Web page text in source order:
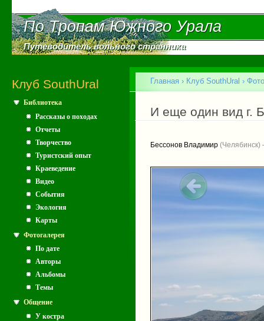
По Тропам Южного Урала
По Тропам Южного Урала
Путеводитель вольного странника
Путеводитель вольного странника
Клуб SouthUral
Библиотека
Рассказы о походах
Отчеты
Творчество
Туристский опыт
Краеведение
Видео
События
Экология
Карты
Фотогалерея
По дате
Авторы
Альбомы
Темы
Общение
У костра
Вы здесь
Главная › Клуб SouthUral ›
И еще один вид г.
Бессонов Владимир (Челябинск)